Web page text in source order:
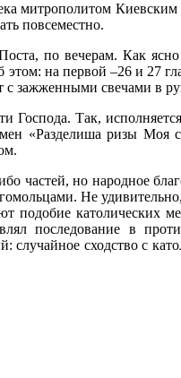
митрополитом
повсеместно.
по вечерам. Как
этом: на первой –26 и 27
с зажженными свечами в
Господа. Так,
«Разделиша ризы
частей, но народное
Не
подобие католических
последование в
сходство с